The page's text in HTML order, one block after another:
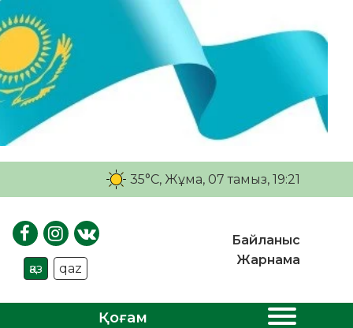
35°C, Жұма, 07 тамыз, 19:21
қаз qaz
Байланыс
Жарнама
Қоғам